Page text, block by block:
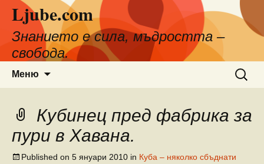
съдържанието
Ljube.com
Знанието е сила, мъдростта –
свобода.
Меню
за:
Кубинец пред фабрика за
пури в Хавана.
Published on 5 януари 2010 in Куба – няколко сбъднати